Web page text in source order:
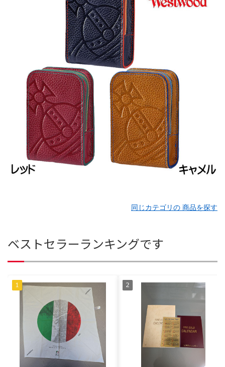
同じカテゴリの 商品を探す
ベストセラーランキングです